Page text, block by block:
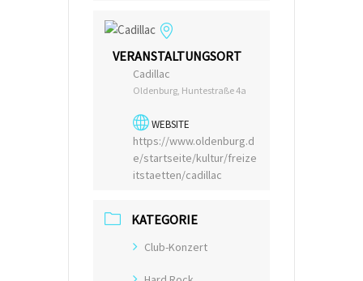
VERANSTALTUNGSORT
Cadillac
Oldenburg, Huntestraße 4a
WEBSITE
https://www.oldenburg.d
e/startseite/kultur/freize
itstaetten/cadillac
KATEGORIE
Club-Konzert